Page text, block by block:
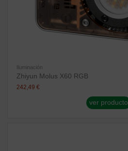
Iluminación
Zhiyun Molus X60 RGB
242,49 €
ver producto